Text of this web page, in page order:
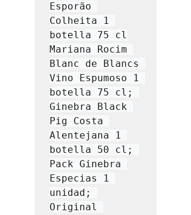
Esporão
Colheita 1
botella 75 cl
Mariana Rocim
Blanc de Blancs
Vino Espumoso 1
botella 75 cl;
Ginebra Black
Pig Costa
Alentejana 1
botella 50 cl;
Pack Ginebra
Especias 1
unidad;
Original